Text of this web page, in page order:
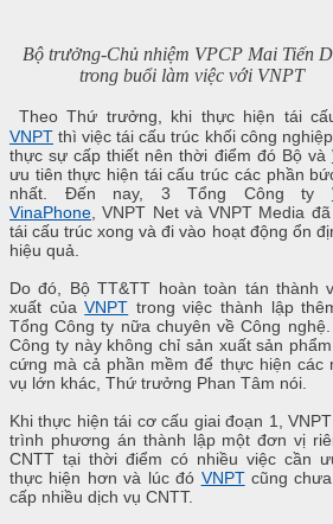
Bộ trưởng-Chủ nhiệm VPCP Mai Tiến
trong buổi làm việc với VNPT
Theo Thứ trưởng, khi thực hiện tái
VNPT thì việc tái cấu trúc khối công
thực sự cấp thiết nên thời điểm đó Bộ và
ưu tiên thực hiện tái cấu trúc các phần
nhất. Đến nay, 3 Tổng Công ty
VinaPhone, VNPT Net và VNPT Media
tái cấu trúc xong và đi vào hoạt động ổn
hiệu quả.
Do đó, Bộ TT&TT hoàn toàn tán thành
xuất củaVNPT trong việc thành lập
Tổng Công ty nữa chuyên về Công
Công ty này không chỉ sản xuất sản
cứng mà cả phần mềm để thực hiện các
vụ lớn khác, Thứ trưởng Phan Tâm nói.
Khi thực hiện tái cơ cấu giai đoạn 1,
trình phương án thành lập một đơn vị
CNTT tại thời điểm có nhiều việc cần
thực hiện hơn và lúc đó VNPTcũng
cấp nhiều dịch vụ CNTT.